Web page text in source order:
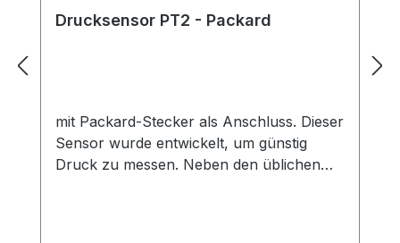
Drucksensor PT2 - Packard
mit Packard-Stecker als Anschluss. Dieser
Sensor wurde entwickelt, um günstig
Druck zu messen. Neben den üblichen